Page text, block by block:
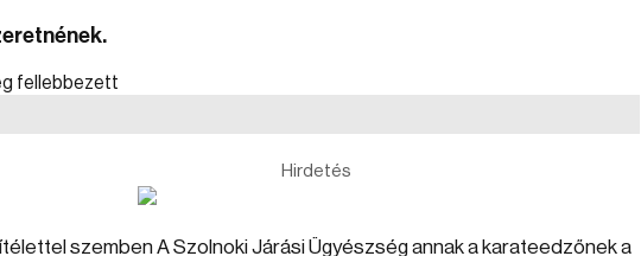
Hirdetés
szemben A Szolnoki Járási Ügyészség annak a karateedzőnek a